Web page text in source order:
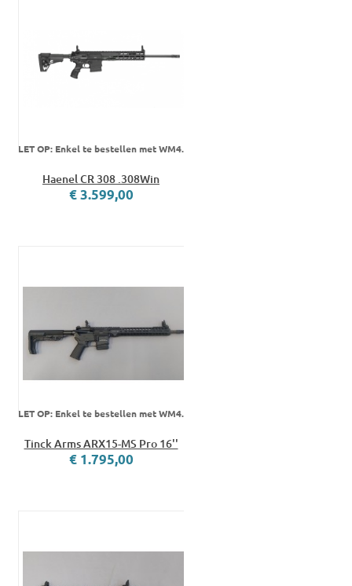
Haenel CR 308 .308Win
€ 3.599,00
LET OP: Enkel te bestellen met WM4.
Tinck Arms ARX15-MS Pro 16''
€ 1.795,00
LET OP: Enkel te bestellen met WM4.